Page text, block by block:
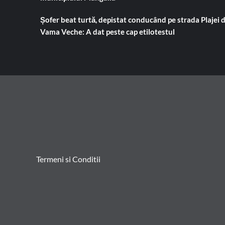
Șofer beat turtă, depistat conducând pe strada Plajei
Vama Veche: A dat peste cap etilotestul
Termeni si Conditii